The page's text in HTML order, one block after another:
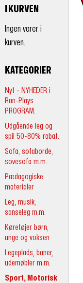
I KURVEN
Ingen varer i
kurven.
KATEGORIER
Nyt - NYHEDER i
Ran-Plays
PROGRAM.
Udgående leg og
spil 50-80% rabat.
Sofa, sofaborde,
sovesofa m.m.
Pædagogiske
materialer
Leg, musik,
sanseleg m.m.
Køretøjer børn,
unge og voksen
Legeplads, baner,
udemøbler m.m.
Sport, Motorisk